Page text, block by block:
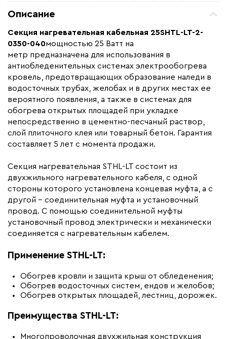
кровли, Для открытых
Монтаж
В стяжку, Внутренний,
Наружный
Макс. рабочая температура (C) +80
Толщина (мм)
Длина установочного провода, м
Страна производства
Гарантия (год)
Область применения
Архитектурный обогрев,
Промышленный обогрев
Тип кабеля резистивный
Коллекция Секции STHL-LT
Бренд
Минимальный радиус изгиба (мм) 40
Описание
Секция нагревательная кабельная 25SHTL-LT-2-
0350-040мощностью 25 Ватт на
метр предназначена для использования в
антиобледенительных системах электрообогрева
кровель, предотвращающих образование наледи в
водосточных трубах, желобах и в других местах ее
вероятного появления, а также в системах для
обогрева открытых площадей при укладке
непосредственно в цементно-песчаный раствор,
слой плиточного клея или товарный бетон. Гарантия
составляет 5 лет с момента продажи.
Секция нагревательная STHL-LT состоит из
двухжильного нагревательного кабеля, с одной
стороны которого установлена концевая муфта, а с
другой – соединительная муфта и установочный
провод. С помощью соединительной муфты
установочный провод электрически и механически
соединяется с нагревательным кабелем.
Применение STHL-LT:
Обогрев кровли и защита крыш от обледенения;
Обогрев водосточных систем, ендов и желобов;
Обогрев открытых площадей, лестниц, дорожек.
Преимущества STHL-LT:
Многопроволочная двухжильная конструкция